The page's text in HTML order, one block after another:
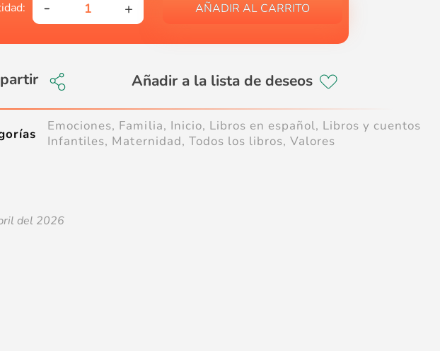
AÑADIR AL CARRITO
Emociones, Familia, Inicio, Libros en español, Libros y cuentos
Infantiles, Maternidad, Todos los libros,Valores
del 2026